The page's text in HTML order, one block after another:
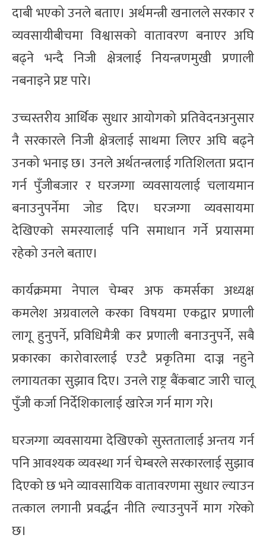
दाबी भएको उनले बताए। अर्थमन्त्री खनालले सरकार र
व्यवसायीबीचमा विश्वासको वातावरण बनाएर अघि
बढ्ने भन्दै निजी क्षेत्रलाई नियन्त्रणमुखी प्रणाली
नबनाइने प्रष्ट पारे।
उच्चस्तरीय आर्थिक सुधार आयोगको प्रतिवेदनअनुसार
नै सरकारले निजी क्षेत्रलाई साथमा लिएर अघि बढ्ने
उनको भनाइ छ। उनले अर्थतन्त्रलाई गतिशिलता प्रदान
गर्न पुँजीबजार र घरजग्गा व्यवसायलाई चलायमान
बनाउनुपर्नेमा जोड दिए। घरजग्गा व्यवसायमा
देखिएको समस्यालाई पनि समाधान गर्ने प्रयासमा
रहेको उनले बताए।
कार्यक्रममा नेपाल चेम्बर अफ कमर्सका अध्यक्ष
कमलेश अग्रवालले करका विषयमा एकद्वार प्रणाली
लागू हुनुपर्ने, प्रविधिमैत्री कर प्रणाली बनाउनुपर्ने, सबै
प्रकारका कारोवारलाई एउटै प्रकृतिमा दाज्न नहुने
लगायतका सुझाव दिए। उनले राष्ट्र बैंकबाट जारी चालू
पुँजी कर्जा निर्देशिकालाई खारेज गर्न माग गरे।
घरजग्गा व्यवसायमा देखिएको सुस्ततालाई अन्तय गर्न
पनि आवश्यक व्यवस्था गर्न चेम्बरले सरकारलाई सुझाव
दिएको छ भने व्यावसायिक वातावरणमा सुधार ल्याउन
तत्काल लगानी प्रवर्द्धन नीति ल्याउनुपर्ने माग गरेको
छ।